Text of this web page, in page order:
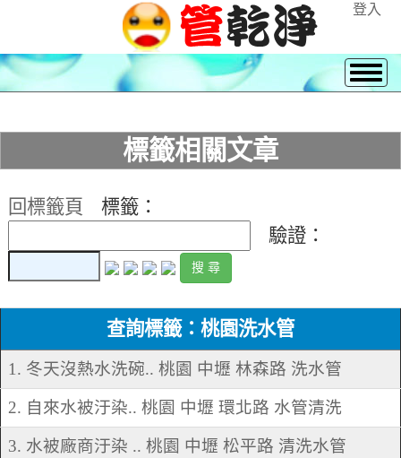
登入
標籤相關文章
回標籤頁
標籤：
驗證：
查詢標籤：桃園洗水管
1. 冬天沒熱水洗碗.. 桃園 中壢 林森路 洗水管
2. 自來水被汙染.. 桃園 中壢 環北路 水管清洗
3. 水被廠商汙染 .. 桃園 中壢 松平路 清洗水管